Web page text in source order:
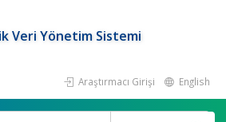
Veri Yönetim Sistemi
Araştırmacı Girişi English